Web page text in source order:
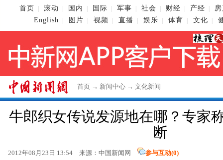
首页 滚动 国内 国际 军事 社会 财经 产经
English
图片 视频 直播 娱乐 体育 文化
首页 → 新闻中心 → 文化新闻
牛郎织女传说发源地在哪？专家
断
2012年08月23日 13:54 来源： 中国新闻网 参与互动(0)